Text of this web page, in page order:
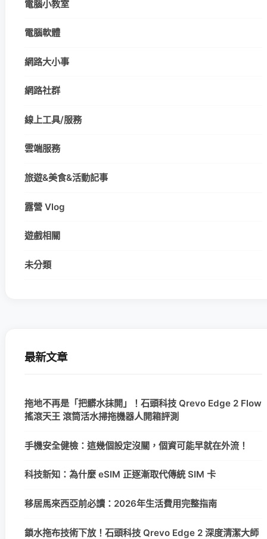
電腦小教室
電腦軟體
網路大小事
網路社群
線上工具/服務
雲端服務
旅遊&美食&活動記事
露營 Vlog
遊戲相關
未分類
最新文章
拖地不再是「把髒水抹開」！石頭科技 Qrevo Edge 2 Flow
搖滾天王 滾筒活水掃拖機器人開箱評測
手機安全健檢：這幾個設定沒關，個資可能早就在外流！
科技新知：為什麼 eSIM 正逐漸取代傳統 SIM 卡
移居馬來西亞前必讀：2026年生活費用完整指南
鎖水拖布技術下放！石頭科技 Qrevo Edge 2 深度清潔大師